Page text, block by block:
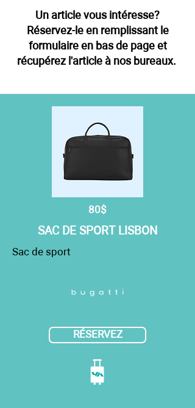
Un article vous intéresse?
Réservez-le en remplissant le
formulaire en bas de page et
récupérez l'article à nos bureaux.
80$
SAC DE SPORT LISBON
Sac de sport
RÉSERVEZ